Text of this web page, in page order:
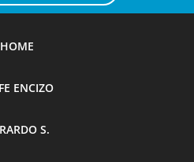
HOME
ENCIZO
S.